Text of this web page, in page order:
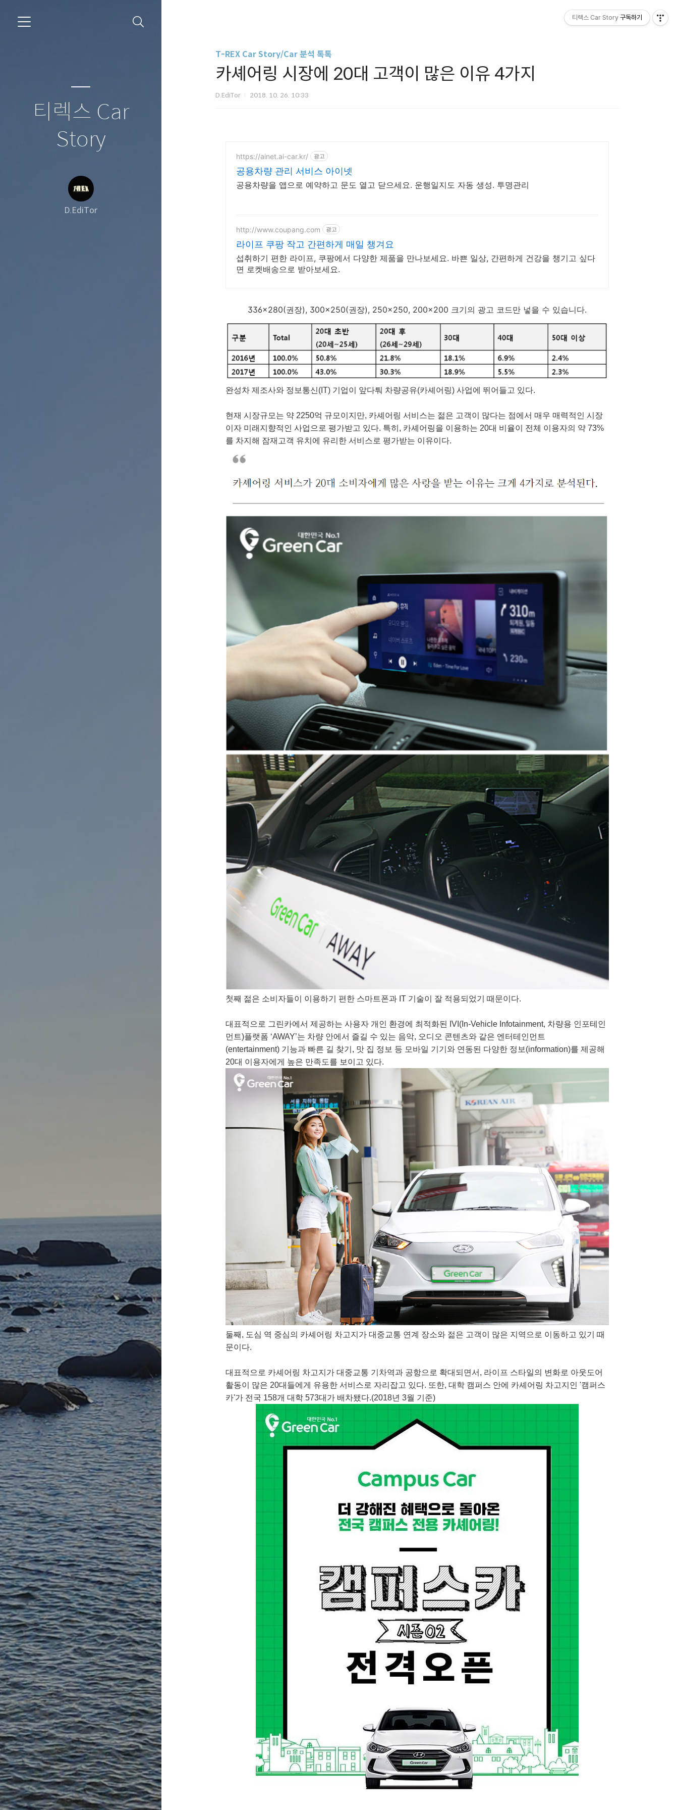
티렉스 Car
Story
D.EdiTor
T-REX Car Story/Car 분석 톡톡
카셰어링 시장에 20대 고객이 많은 이유 4가지
D.EdiTor 2018. 10. 26. 10:33
https://ainet.ai-car.kr/ 광고
공용차량 관리 서비스 아이넷
공용차량을 앱으로 예약하고 문도 열고 닫으세요. 운행일지도 자동 생성. 투명관리
http://www.coupang.com 광고
라이프 쿠팡 작고 간편하게 매일 챙겨요
섭취하기 편한 라이프, 쿠팡에서 다양한 제품을 만나보세요. 바쁜 일상, 간편하게 건강을 챙기고 싶다
면 로켓배송으로 받아보세요.
336x280(권장), 300x250(권장), 250x250, 200x200 크기의 광고 코드만 넣을 수 있습니다.
완성차 제조사와 정보통신(IT) 기업이 앞다퉈 차량공유(카셰어링) 사업에 뛰어들고 있다.
현재 시장규모는 약 2250억 규모이지만, 카셰어링 서비스는 젊은 고객이 많다는 점에서 매우 매력적인 시장
이자 미래지향적인 사업으로 평가받고 있다. 특히, 카셰어링을 이용하는 20대 비율이 전체 이용자의 약 73%
를 차지해 잠재고객 유치에 유리한 서비스로 평가받는 이유이다.
첫째 젊은 소비자들이 이용하기 편한 스마트폰과 IT 기술이 잘 적용되었기 때문이다.
대표적으로 그린카에서 제공하는 사용자 개인 환경에 최적화된 IVI(In-Vehicle Infotainment, 차량용 인포테인
먼트)플랫폼 ‘AWAY’는 차량 안에서 즐길 수 있는 음악, 오디오 콘텐츠와 같은 엔터테인먼트
(entertainment) 기능과 빠른 길 찾기 , 맛 집 정보 등 모바일 기기와 연동된 다양한 정보 (information)를 제공해
20대 이용자에게 높은 만족도를 보이고 있다.
둘째, 도심 역 중심의 카셰어링 차고지가 대중교통 연계 장소와 젊은 고객이 많은 지역으로 이동하고 있기 때
문이다.
대표적으로 카셰어링 차고지가 대중교통 기차역과 공항으로 확대되면서, 라이프 스타일의 변화로 아웃도어
활동이 많은 20대들에게 유용한 서비스로 자리잡고 있다. 또한, 대학 캠퍼스 안에 카셰어링 차고지인 '캠퍼스
카'가 전국 158개 대학 573대가 배차됐다.(2018년 3월 기준)
티렉스 Car Story 구독하기